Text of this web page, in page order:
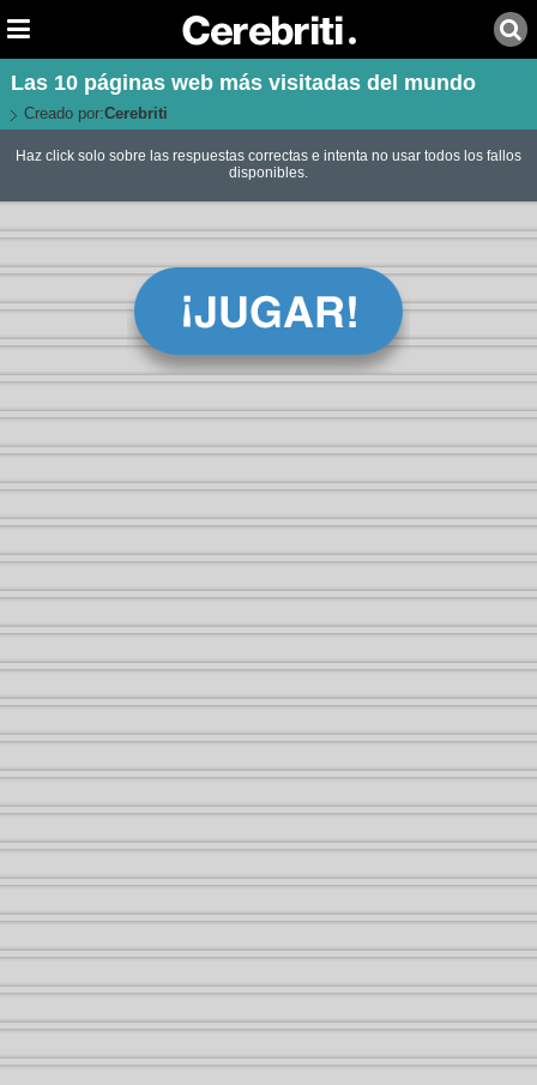
Las 10 páginas web más visitadas del mundo
Creado por:Cerebriti
Haz click solo sobre las respuestas correctas e intenta no usar todos los fallos
disponibles.